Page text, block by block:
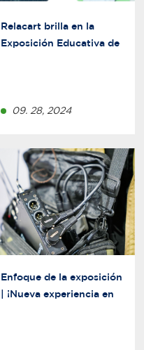
Relacart brilla en la
Exposición Educativa de
en la industria de
09. 28, 2024
Enfoque de la exposición
| ¡Nueva experiencia en